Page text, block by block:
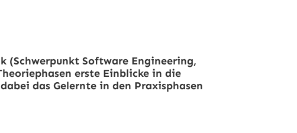
(Schwerpunkt Software Engineering,
erste Einblicke in die
das Gelernte in den Praxisphasen